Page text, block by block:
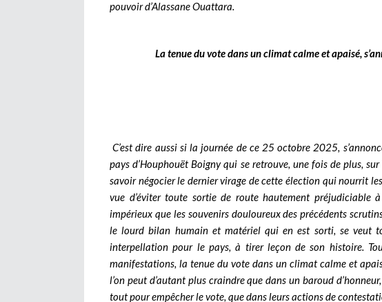
pouvoir d’Alassane Ouattara.
La tenue du vote dans un climat calme et apaisé,
C’est dire aussi si la journée de ce 25 octobre 2025,
pays d’Houphouët Boigny qui se retrouve, une fois de plus,
savoir négocier le dernier virage de cette élection qui nourrit
vue d’éviter toute sortie de route hautement préjudiciable
impérieux que les souvenirs douloureux des précédents
le lourd bilan humain et matériel qui en est sorti, se veut
interpellation pour le pays, à tirer leçon de son histoire.
manifestations, la tenue du vote dans un climat calme et
l’on peut d’autant plus craindre que dans un baroud
tout pour empêcher le vote, que dans leurs actions de